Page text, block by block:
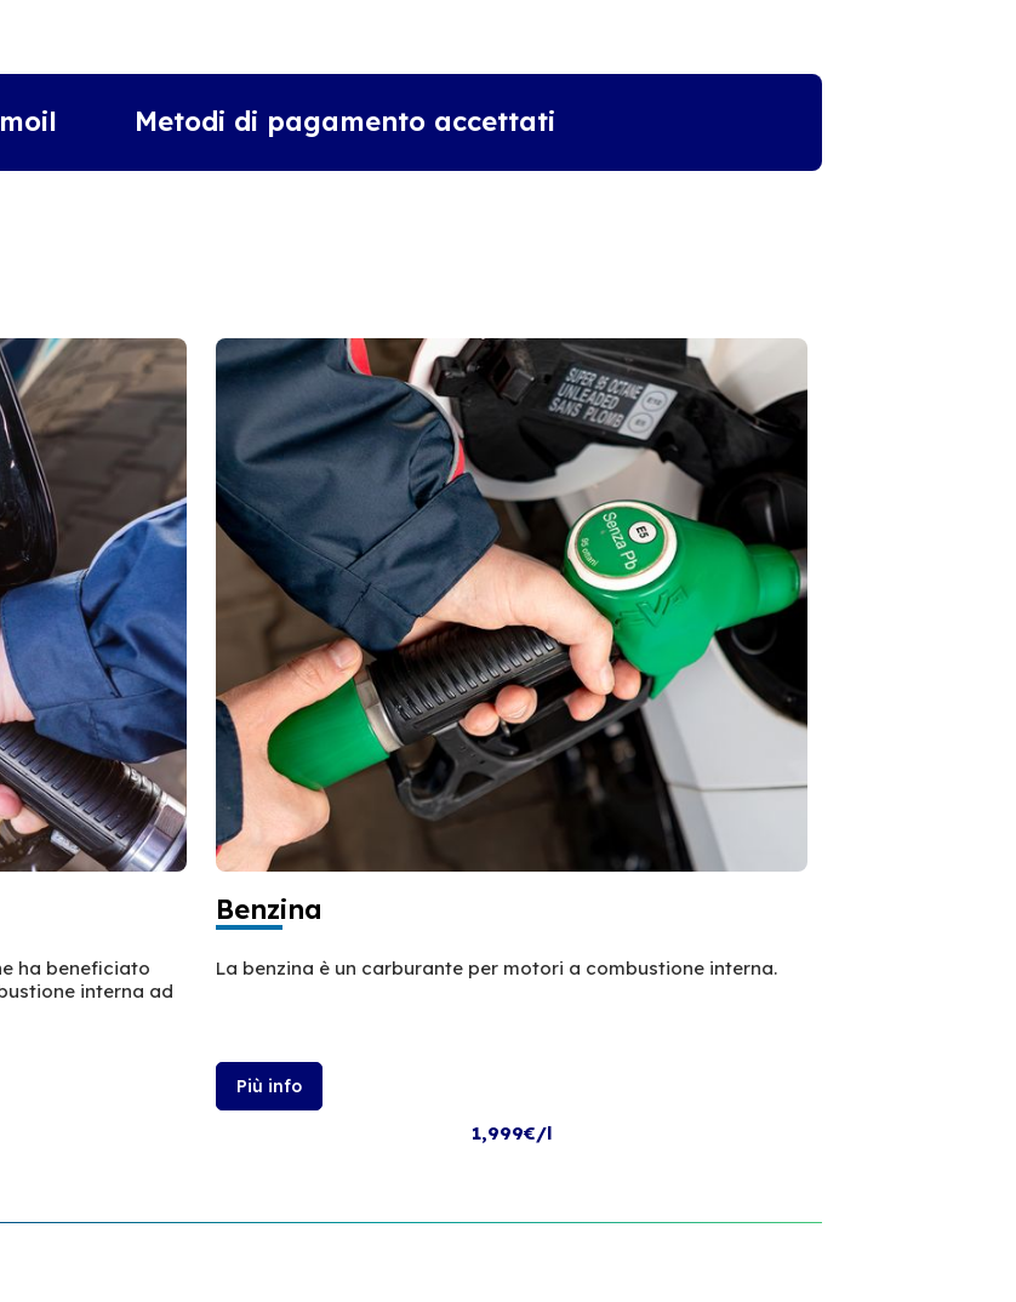
Metodi di pagamento accettati
ha beneficiato
interna ad
Benzina
La benzina è un carburante per motori a combustione interna.
Più info
1,999€/l